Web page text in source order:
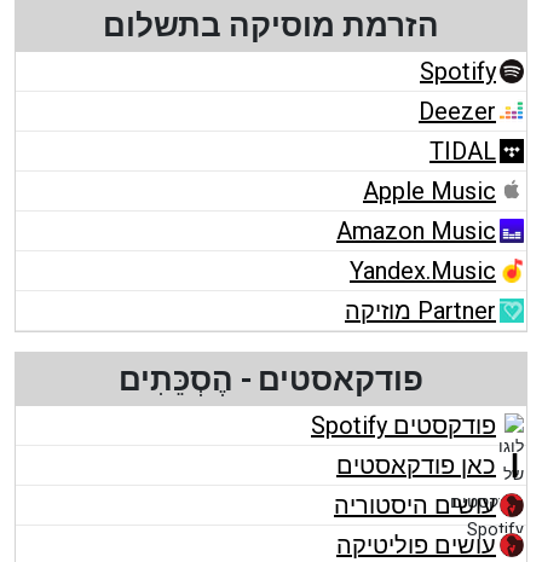
הזרמת מוסיקה בתשלום
Spotify
Deezer
TIDAL
Apple Music
Amazon Music
Yandex.Music
Partner מוזיקה
פודקאסטים - הֶסְכֵּתִים
פודקסטים Spotify
כאן פודקאסטים
עושים היסטוריה
עושים פוליטיקה